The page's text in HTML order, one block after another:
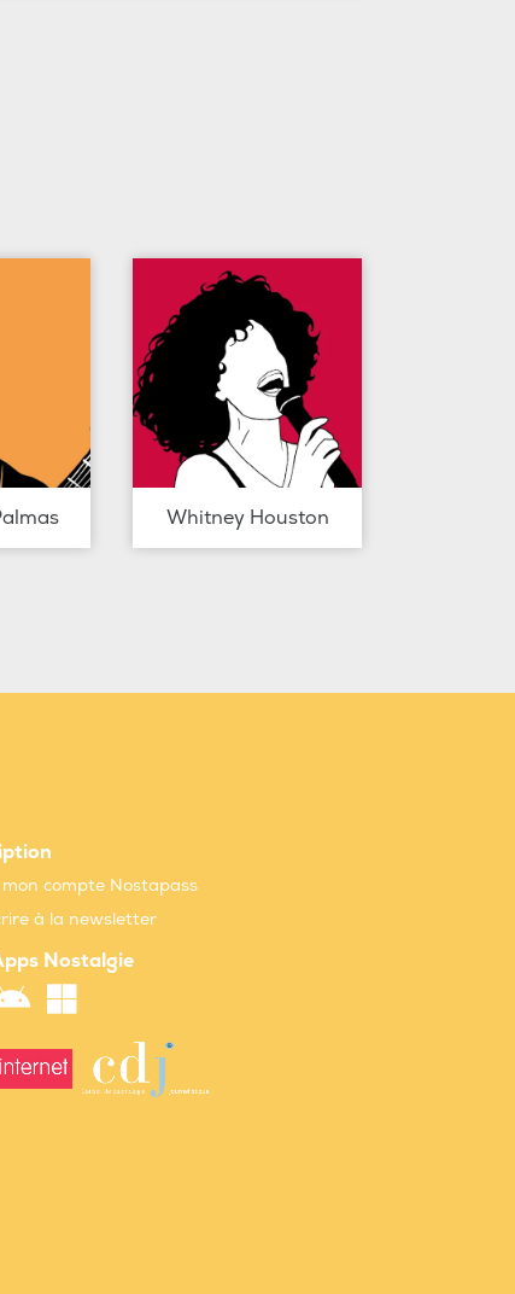
Whitney Houston
compte Nostapass
à la newsletter
Nostalgie